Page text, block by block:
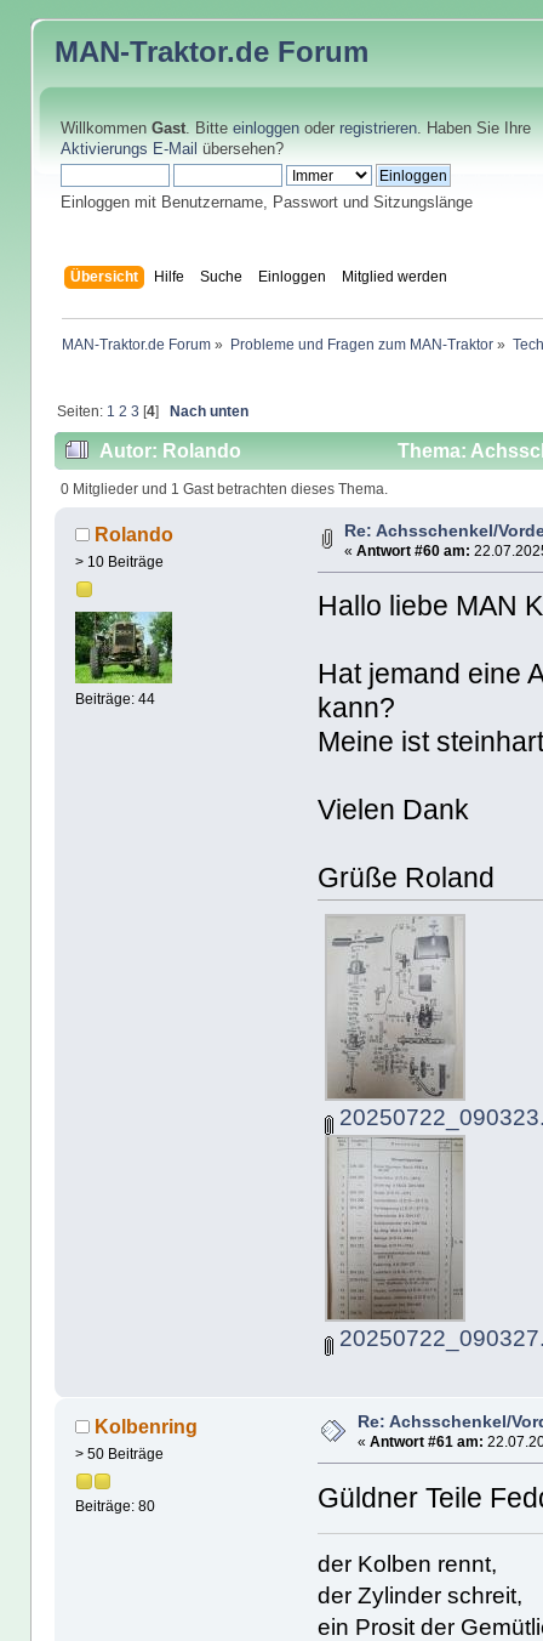
MAN-Traktor.de Forum
Willkommen Gast. Bitte einloggenoder registrieren. Haben Sie Ihre
Aktivierungs E-Mail übersehen?
Einloggen mit Benutzername, Passwort und Sitzungslänge
Übersicht Hilfe Suche Einloggen Mitglied werden
MAN-Traktor.de Forum » Probleme und Fragen zum MAN-Traktor »
Seiten: 1 2 3 [4] Nach unten
Autor: Rolando Thema:
0 Mitglieder und 1 Gast betrachten dieses Thema.
Rolando
> 10 Beiträge
Beiträge: 44
Re: Achsschenkel/
« Antwort #60 am:
Hallo liebe MAN
Hat jemand eine
kann?
Meine ist
Vielen Dank
Grüße Roland
Kolbenring
> 50 Beiträge
Beiträge: 80
Re: Achsschenkel/
« Antwort #61 am:
Güldner Teile
der Kolben rennt,
der Zylinder schreit,
ein Prosit der